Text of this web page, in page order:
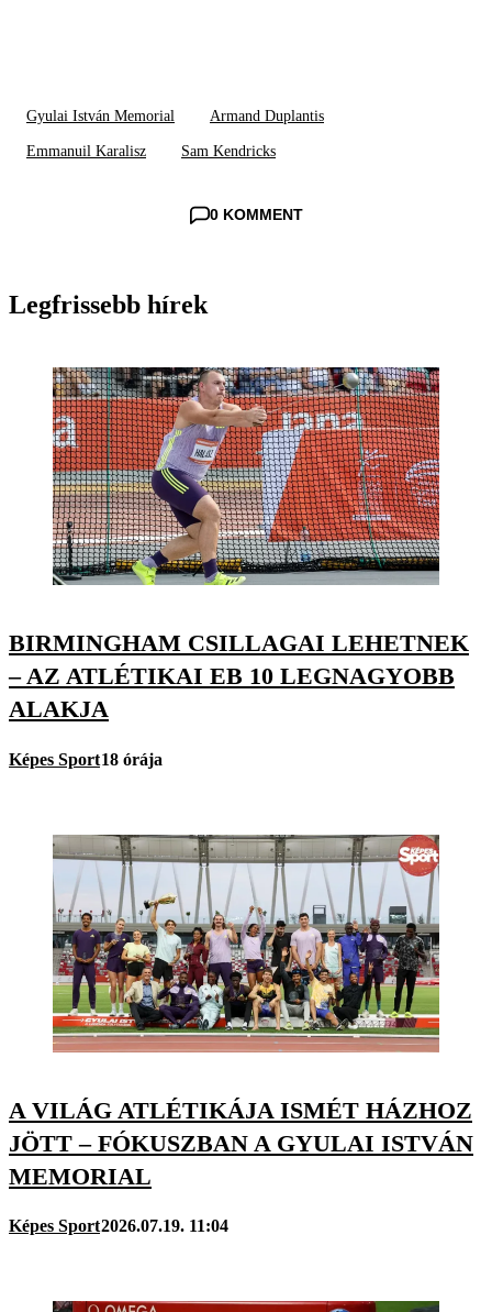
Gyulai István Memorial Armand Duplantis
Emmanuil Karalisz Sam Kendricks
0 KOMMENT
Legfrissebb hírek
BIRMINGHAM CSILLAGAI LEHETNEK
– AZ ATLÉTIKAI EB 10 LEGNAGYOBB
ALAKJA
Képes Sport18 órája
A VILÁG ATLÉTIKÁJA ISMÉT HÁZHOZ
JÖTT – FÓKUSZBAN A GYULAI ISTVÁN
MEMORIAL
Képes Sport2026.07.19. 11:04